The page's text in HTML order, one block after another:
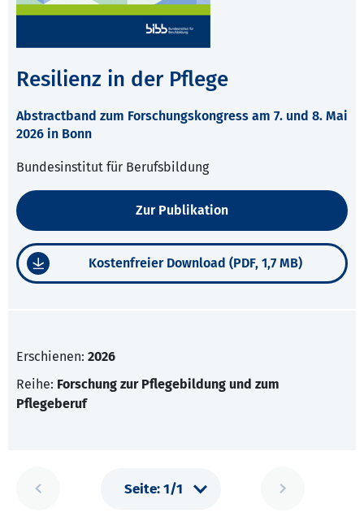
Resilienz in der Pflege
Abstractband zum Forschungskongress am 7. und 8. Mai
2026 in Bonn
Bundesinstitut für Berufsbildung
Zur Publikation
Kostenfreier Download (PDF, 1,7 MB)
Erschienen: 2026
Reihe: Forschung zur Pflegebildung und zum
Pflegeberuf